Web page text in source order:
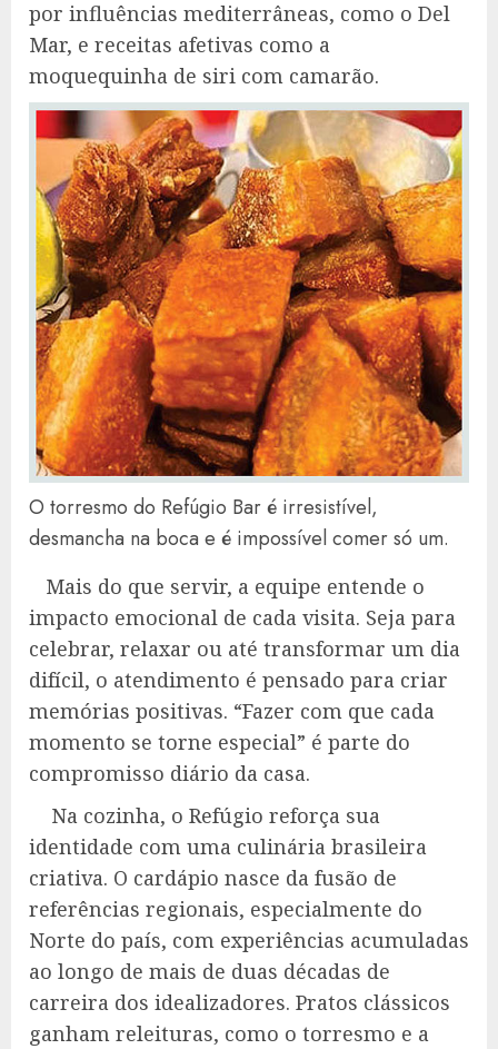
por influências mediterrâneas, como o Del
Mar, e receitas afetivas como a
moquequinha de siri com camarão.
O torresmo do Refúgio Bar é irresistível,
desmancha na boca e é impossível comer só um.
Mais do que servir, a equipe entende o
impacto emocional de cada visita. Seja para
celebrar, relaxar ou até transformar um dia
difícil, o atendimento é pensado para criar
memórias positivas. “Fazer com que cada
momento se torne especial” é parte do
compromisso diário da casa.
Na cozinha, o Refúgio reforça sua
identidade com uma culinária brasileira
criativa. O cardápio nasce da fusão de
referências regionais, especialmente do
Norte do país, com experiências acumuladas
ao longo de mais de duas décadas de
carreira dos idealizadores. Pratos clássicos
ganham releituras, como o torresmo e a